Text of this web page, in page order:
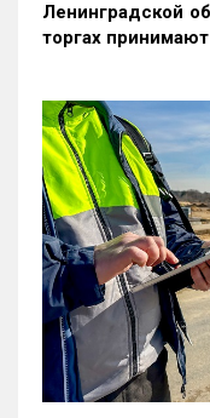
Ленинградской
торгах